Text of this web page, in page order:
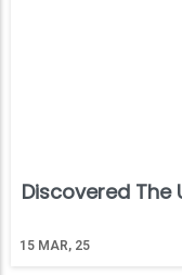
Discovered The
15 MAR, 25